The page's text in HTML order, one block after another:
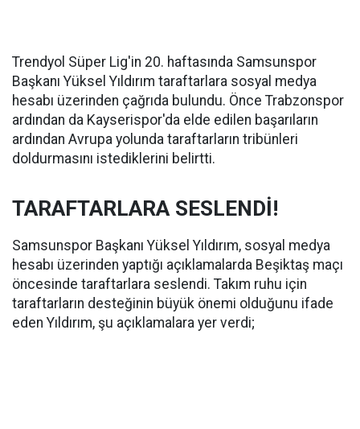
Trendyol Süper Lig'in 20. haftasında Samsunspor
Başkanı Yüksel Yıldırım taraftarlara sosyal medya
hesabı üzerinden çağrıda bulundu. Önce Trabzonspor
ardından da Kayserispor'da elde edilen başarıların
ardından Avrupa yolunda taraftarların tribünleri
doldurmasını istediklerini belirtti.
TARAFTARLARA SESLENDİ!
Samsunspor Başkanı Yüksel Yıldırım, sosyal medya
hesabı üzerinden yaptığı açıklamalarda Beşiktaş maçı
öncesinde taraftarlara seslendi. Takım ruhu için
taraftarların desteğinin büyük önemi olduğunu ifade
eden Yıldırım, şu açıklamalara yer verdi;